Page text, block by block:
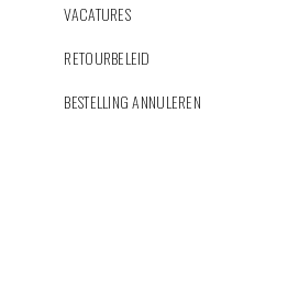
VACATURES
RETOURBELEID
BESTELLING ANNULEREN